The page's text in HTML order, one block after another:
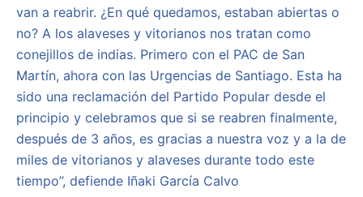
van a reabrir. ¿En qué quedamos, estaban abiertas o
no? A los alaveses y vitorianos nos tratan como
conejillos de indias. Primero con el PAC de San
Martín, ahora con las Urgencias de Santiago. Esta ha
sido una reclamación del Partido Popular desde el
principio y celebramos que si se reabren finalmente,
después de 3 años, es gracias a nuestra voz y a la de
miles de vitorianos y alaveses durante todo este
tiempo”, defiende Iñaki García Calvo